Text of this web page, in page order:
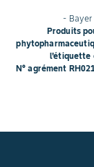
- Bayer
Produits
l'étiquette
N° agrément